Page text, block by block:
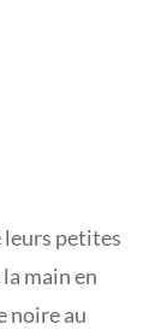
leurs petites
main en
noire au